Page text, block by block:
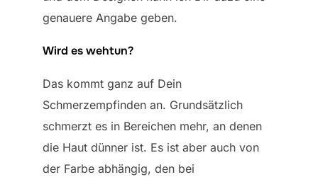
genauere Angabe geben.
Wird es wehtun?
Das kommt ganz auf Dein
Schmerzempfinden an. Grundsätzlich
schmerzt es in Bereichen mehr, an denen
die Haut dünner ist. Es ist aber auch von
der Farbe abhängig, den bei